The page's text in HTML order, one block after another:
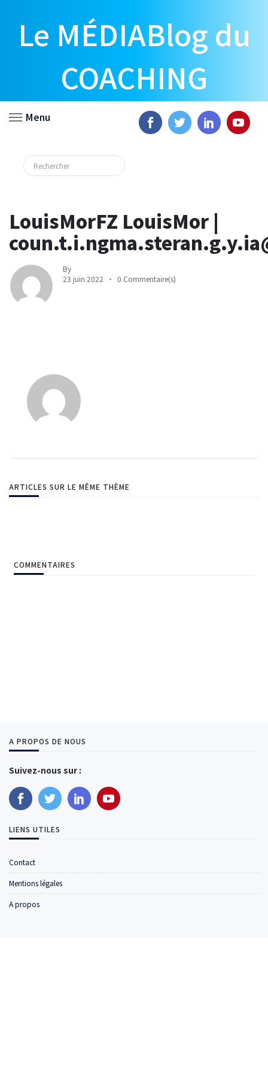
Le MÉDIABlog du
COACHING
Menu
LouisMorFZ LouisMor |
By
23 juin 2022
0 Commentaire(s)
ARTICLES SUR LE MÊME THÈME
COMMENTAIRES
A PROPOS DE NOUS
Suivez-nous sur :
LIENS UTILES
Contact
Mentions légales
A propos